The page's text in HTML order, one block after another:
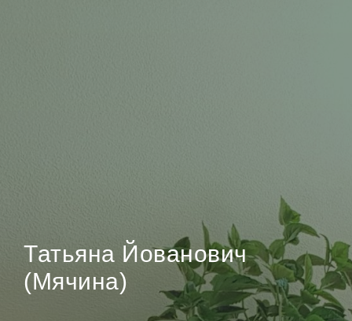
Татьяна Йованович
(Мячина)